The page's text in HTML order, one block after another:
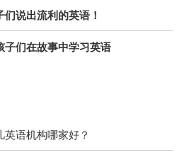
说出流利的英语！
子们在故事中学习英语
语机构哪家好？